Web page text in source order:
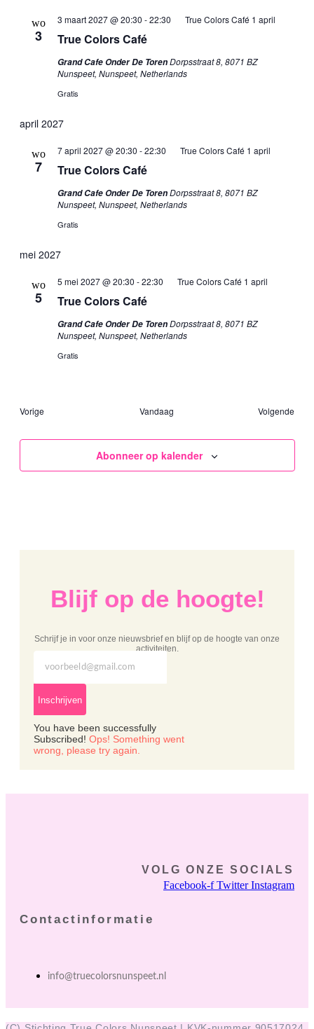
wo
3 True Colors Café
3 maart 2027 @ 20:30 -22:30 True Colors Café 1 april
Grand Cafe Onder De TorenDorpsstraat 8, 8071 BZ
Nunspeet, Nunspeet, Netherlands
Gratis
april 2027
wo
7 True Colors Café
7 april 2027 @ 20:30 -22:30 True Colors Café 1 april
Grand Cafe Onder De TorenDorpsstraat 8, 8071 BZ
Nunspeet, Nunspeet, Netherlands
Gratis
mei 2027
wo
5 True Colors Café
5 mei 2027 @ 20:30 -22:30 True Colors Café 1 april
Grand Cafe Onder De TorenDorpsstraat 8, 8071 BZ
Nunspeet, Nunspeet, Netherlands
Gratis
VorigeEvenementen Vandaag Volgende
Abonneer op kalender
Blijf op de hoogte!
Schrijf je in voor onze nieuwsbrief en blijf op de hoogte van onze
activiteiten.
Inschrijven
You have been successfully
Subscribed! Ops! Something went
wrong, please try again.
VOLG ONZE SOCIALS
Facebook-f Twitter Instagram
Contactinformatie
info@truecolorsnunspeet.nl